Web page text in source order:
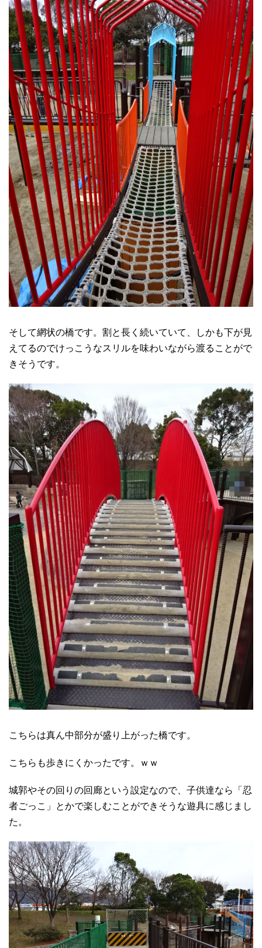
そして網状の橋です。割と長く続いていて、しかも下が見
えてるのでけっこうなスリルを味わいながら渡ることがで
きそうです。
こちらは真ん中部分が盛り上がった橋です。
こちらも歩きにくかったです。ｗｗ
城郭やその回りの回廊という設定なので、子供達なら「忍
者ごっこ」とかで楽しむことができそうな遊具に感じまし
た。